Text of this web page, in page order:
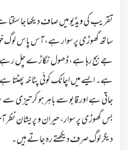
تقریب کی ویڈیو میں صاف دیکھا جا
ساتھ گھوڑی پر سوار ہے، آس پاس
جے بج رہا ہے، ڈھول نگاڑے چل رہے
ہے۔ ایسے میں اچانک کوئی پٹاخہ
جاتی ہے اور قابو سے باہر ہو کر تیزی
بس گھوڑی پر سوار، حیران و پریشان نظر
دیگر لوگ صرف دیکھتے رہ جاتے ہیں۔